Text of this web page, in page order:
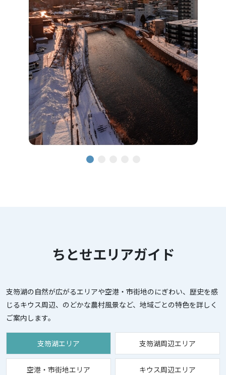
ちとせエリアガイド
支笏湖の自然が広がるエリアや空港・市街地のにぎわい、歴史を感
じるキウス周辺、 のどかな農村風景など、地域ごとの特色を詳しく
ご案内します。
支笏湖エリア 支笏湖周辺エリア
空港・市街地エリア キウス周辺エリア